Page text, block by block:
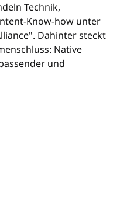
Technik,
Know-how unter
Dahinter steckt
Native
und